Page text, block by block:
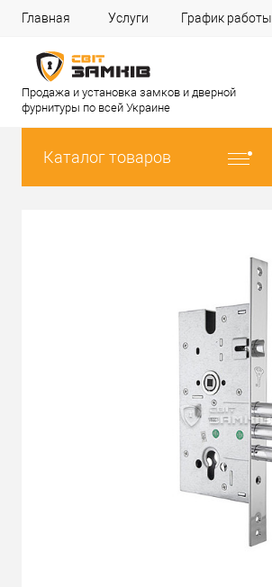
Главная Услуги График работы
Продажа и установка замков и дверной
фурнитуры по всей Украине
Каталог товаров